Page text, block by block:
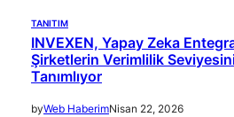
TANITIM
INVEXEN, Yapay Zeka
Şirketlerin Verimlilik
Tanımlıyor
byWeb HaberimNisan 22, 2026